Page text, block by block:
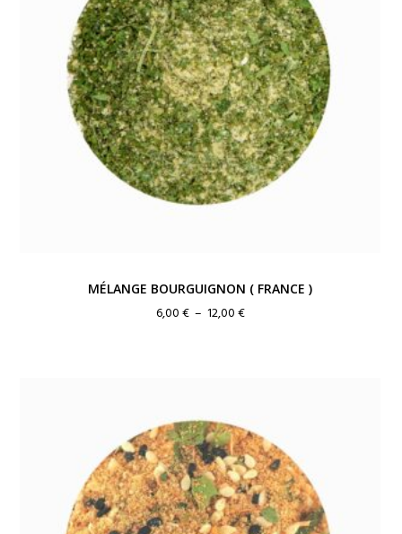
MÉLANGE BOURGUIGNON ( FRANCE )
6,00€ – 12,00€Plage